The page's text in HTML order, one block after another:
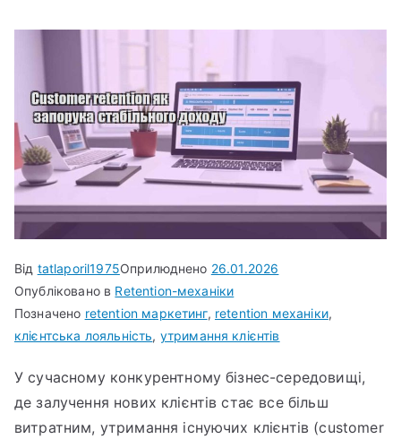
Від tatlaporil1975Оприлюднено 26.01.2026
Опубліковано в Retention-механіки
Позначено retention маркетинг, retention механіки,
клієнтська лояльність, утримання клієнтів
У сучасному конкурентному бізнес-середовищі,
де залучення нових клієнтів стає все більш
витратним, утримання існуючих клієнтів (customer